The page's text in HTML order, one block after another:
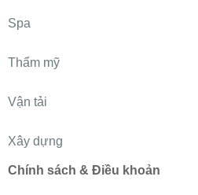
Spa
Thẩm mỹ
Vận tải
Xây dựng
Chính sách & Điều khoản